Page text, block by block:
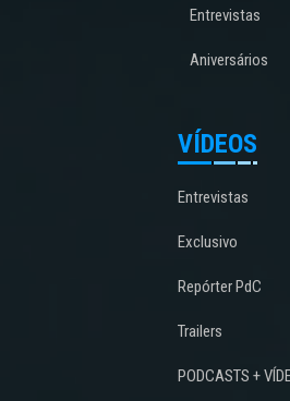
Entrevistas
Aniversários
VÍDEOS
Entrevistas
Exclusivo
Repórter PdC
Trailers
PODCASTS +